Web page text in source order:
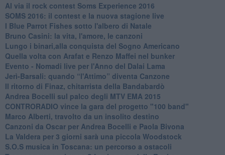
​Al via il rock contest Soms Experience 2016
​SOMS 2016: il contest e la nuova stagione live
I Blue Parrot Fishes sotto l'albero di Natale
Bruno Casini: la vita, l'amore, le canzoni
​Lungo i binari,alla conquista del Sogno Americano
​Quella volta con Arafat e Renzo Maffei nel bunker
​Evento - Nomadi live per l'Anno del Dalai Lama
Jerì-Barsali: quando “l'Attimo” diventa Canzone
Il ritorno di Finaz, chitarrista della Bandabardò
Andrea Bocelli sul palco degli MTV EMA 2015
CONTRORADIO vince la gara del progetto "100 band"
Marco Alberti, travolto da un insolito destino
Canzoni da Oscar per Andrea Bocelli e Paola Bivona
La Valdera per 3 giorni sarà una piccola Woodstock
S.O.S musica in Toscana: un percorso a ostacoli